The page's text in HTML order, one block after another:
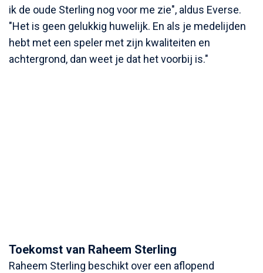
ik de oude Sterling nog voor me zie", aldus Everse.
"Het is geen gelukkig huwelijk. En als je medelijden
hebt met een speler met zijn kwaliteiten en
achtergrond, dan weet je dat het voorbij is."
Toekomst van Raheem Sterling
Raheem Sterling beschikt over een aflopend